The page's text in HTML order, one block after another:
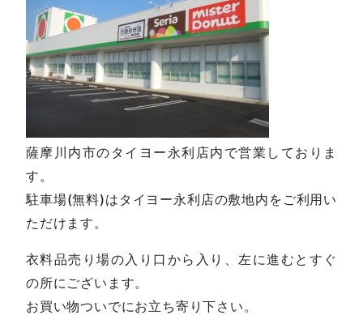
薩摩川内市のタイヨー永利店内で営業しておりま
す。
駐車場(無料)はタイヨー永利店の敷地内をご利用い
ただけます。
衣料品売り場の入り口から入り、左に進むとすぐ
の所にございます。
お買い物ついでにお立ち寄り下さい。